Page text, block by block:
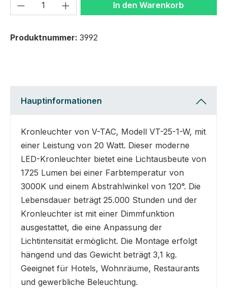
In den Warenkorb
Produktnummer: 3992
Hauptinformationen
Kronleuchter von V-TAC, Modell VT-25-1-W, mit
einer Leistung von 20 Watt. Dieser moderne
LED-Kronleuchter bietet eine Lichtausbeute von
1725 Lumen bei einer Farbtemperatur von
3000K und einem Abstrahlwinkel von 120°. Die
Lebensdauer beträgt 25.000 Stunden und der
Kronleuchter ist mit einer Dimmfunktion
ausgestattet, die eine Anpassung der
Lichtintensität ermöglicht. Die Montage erfolgt
hängend und das Gewicht beträgt 3,1 kg.
Geeignet für Hotels, Wohnräume, Restaurants
und gewerbliche Beleuchtung.